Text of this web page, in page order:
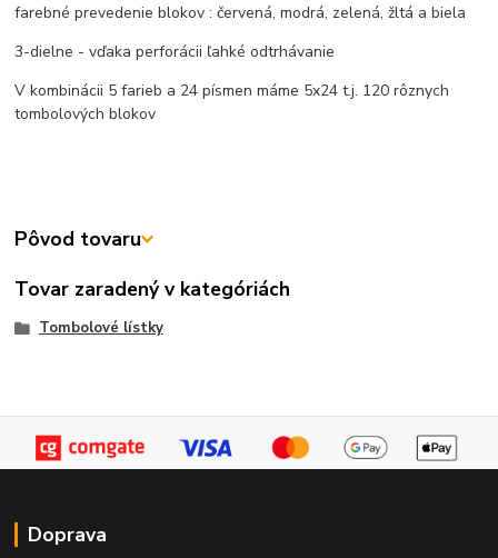
farebné prevedenie blokov : červená, modrá, zelená, žltá a biela
3-dielne - vďaka perforácii ľahké odtrhávanie
V kombinácii 5 farieb a 24 písmen máme 5x24 t.j. 120 rôznych
tombolových blokov
Pôvod tovaru
Tovar zaradený v kategóriách
Tombolové lístky
Doprava